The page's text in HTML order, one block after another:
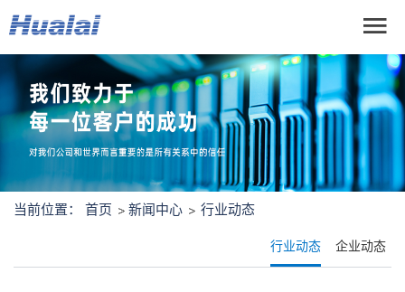
当前位置： 首页 新闻中心 行业动态
行业动态 企业动态